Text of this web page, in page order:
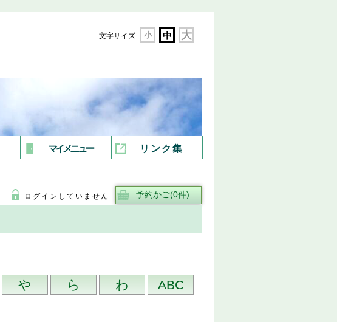
文字サイズ 小 中 大
マイメニュー リンク集
ログインしていません